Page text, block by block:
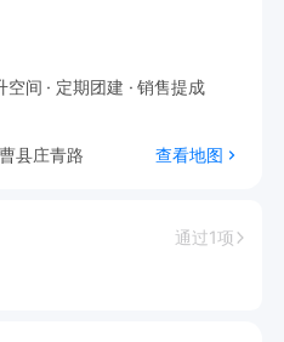
空间 定期团建
销售提成
县庄青路
查看地图
通过1项